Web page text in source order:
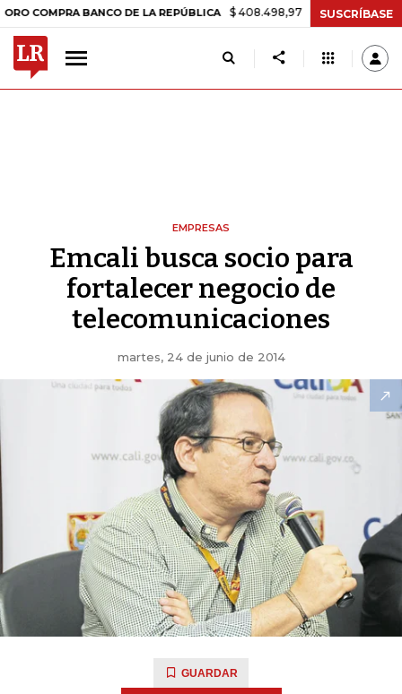
BANCO DE LA REPÚBLICA $ 408.498,97 +$ 8.753,81 +2,19%
SUSCRÍBASE
EMPRESAS
Emcali busca socio para
fortalecer negocio de
telecomunicaciones
martes, 24 de junio de 2014
GUARDAR